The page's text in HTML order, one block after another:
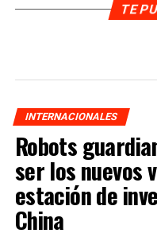
TE
INTERNACIONALES
Robots
ser los nuevos
estación de
China